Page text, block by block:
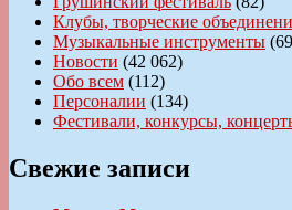
Клубы, творческие
Музыкальные инструменты
Новости (42 062)
Обо всем (112)
Персоналии (134)
Фестивали, конкурсы,
Свежие записи